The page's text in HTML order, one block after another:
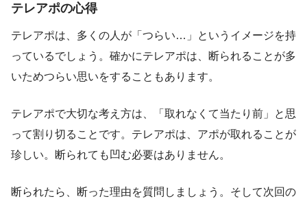
テレアポの心得
テレアポは、多くの人が「つらい…」というイメージを持
っているでしょう。確かにテレアポは、断られることが多
いためつらい思いをすることもあります。
テレアポで大切な考え方は、「取れなくて当たり前」と思
って割り切ることです。テレアポは、アポが取れることが
珍しい。断られても凹む必要はありません。
断られたら、断った理由を質問しましょう。そして次回の